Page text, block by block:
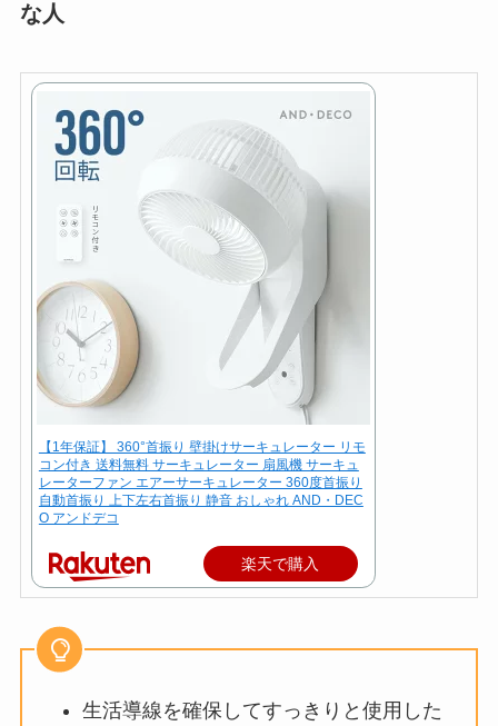
な人
【1年保証】 360°首振り 壁掛けサーキュレーター リモ
コン付き 送料無料 サーキュレーター 扇風機 サーキュ
レーターファン エアーサーキュレーター 360度首振り
自動首振り 上下左右首振り 静音 おしゃれ AND・DEC
O アンドデコ
楽天で購入
生活導線を確保してすっきりと使用した